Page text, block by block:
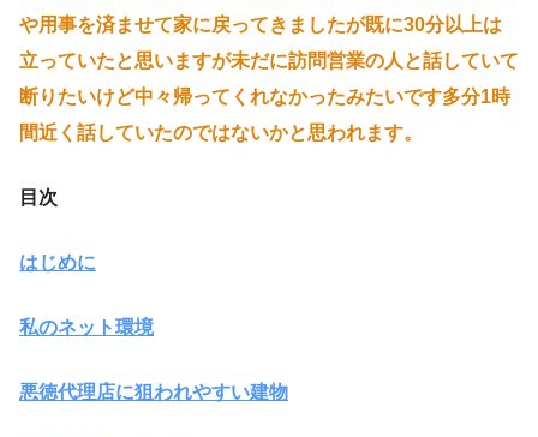
や用事を済ませて家に戻ってきましたが既に30分以上は
立っていたと思いますが未だに訪問営業の人と話していて
断りたいけど中々帰ってくれなかったみたいです多分1時
間近く話していたのではないかと思われます。
目次
はじめに
私のネット環境
悪徳代理店に狙われやすい建物